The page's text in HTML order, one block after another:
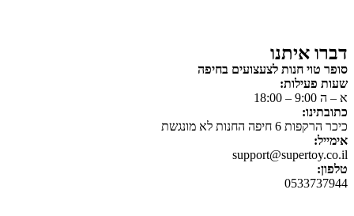
דברו איתנו
סופר טוי חנות לצעצועים בחיפה
שעות פעילות:
א – ה 9:00 – 18:00
כתובתינו:
כיכר הרקפות 6 חיפה החנות לא מונגשת
אימייל:
support@supertoy.co.il
טלפון:
0533737944